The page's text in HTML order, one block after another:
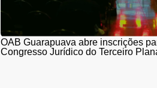
OAB Guarapuava abre inscrições
Congresso Jurídico do Terceiro